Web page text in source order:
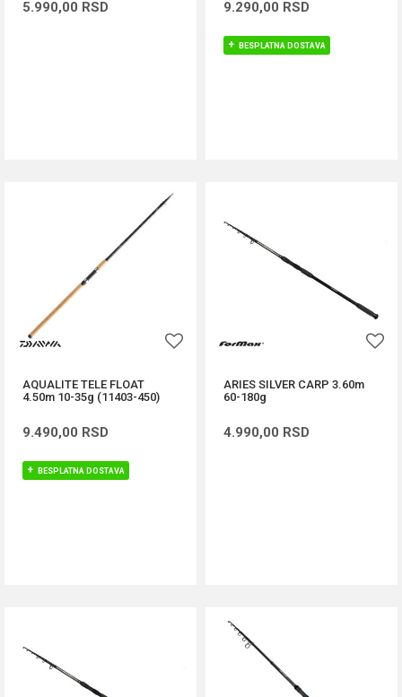
5.990,00 RSD 9.290,00 RSD
BESPLATNA DOSTAVA
AQUALITE TELE FLOAT
4.50m 10-35g (11403-450)
9.490,00 RSD
BESPLATNA DOSTAVA
ARIES SILVER CARP 3.60m
60-180g
4.990,00 RSD